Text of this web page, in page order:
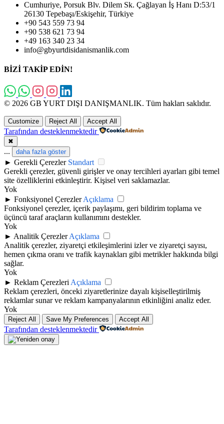
Cumhuriye, Porsuk Blv. Dilem Sk. Çağlayan İş Hanı D:53/1
26130 Tepebaşı/Eskişehir, Türkiye
+90 543 559 73 94
+90 538 621 73 94
+49 163 340 23 34
info@gbyurtdisidanismanlik.com
BİZİ TAKİP EDİN!
© 2026 GB YURT DIŞI DANIŞMANLIK. Tüm hakları saklıdır.
Customize Reject All Accept All
Tarafından desteklenmektedir
✖
... daha fazla göster
► Gerekli Çerezler Standart
Gerekli çerezler, güvenli girişler ve onay tercihleri ayarları gibi temel
site özelliklerini etkinleştirir. Kişisel veri saklamazlar.
Yok
► Fonksiyonel Çerezler Açıklama
Fonksiyonel çerezler, içerik paylaşımı, geri bildirim toplama ve
üçüncü taraf araçların kullanımını destekler.
Yok
► Analitik Çerezler Açıklama
Analitik çerezler, ziyaretçi etkileşimlerini izler ve ziyaretçi sayısı,
hemen çıkma oranı ve trafik kaynakları gibi metrikler hakkında bilgi
sağlar.
Yok
► Reklam Çerezleri Açıklama
Reklam çerezleri, önceki ziyaretlerinize dayalı kişiselleştirilmiş
reklamlar sunar ve reklam kampanyalarının etkinliğini analiz eder.
Yok
Reject All Save My Preferences Accept All
Tarafından desteklenmektedir